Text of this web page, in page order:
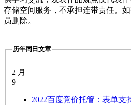
存储空间服务，不承担连带责任。
员删除。
历年同日文章
2 月
9
2022百度竞价托管：表单支